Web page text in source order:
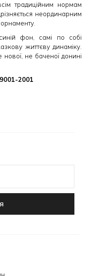
традиційним нормам
неординарним
фон, самі по собі
життєву динаміку.
не баченої донині
2001